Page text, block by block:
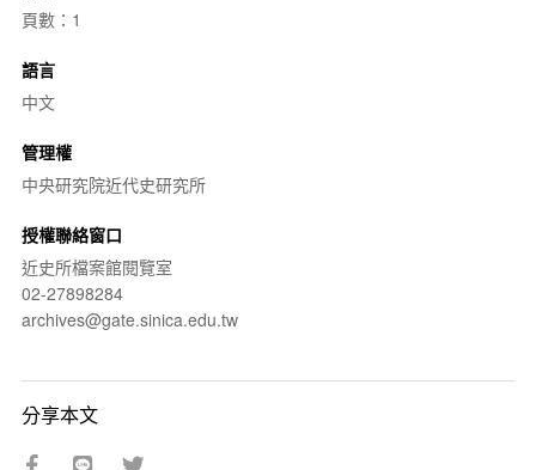
頁數：1
語言
中文
管理權
中央研究院近代史研究所
授權聯絡窗口
近史所檔案館閱覽室
02-27898284
archives@gate.sinica.edu.tw
分享本文